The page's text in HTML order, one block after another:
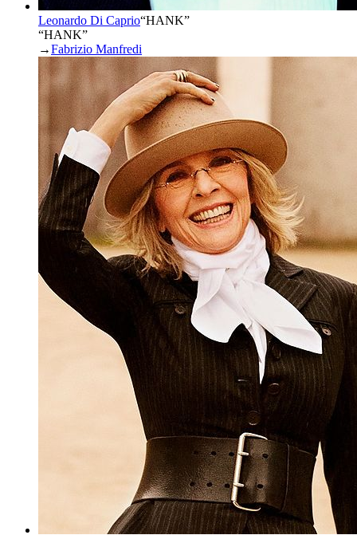
Leonardo Di Caprio“HANK”
“HANK”
→Fabrizio Manfredi